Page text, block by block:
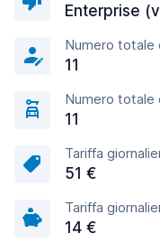
Enterprise
Numero totale
11
Numero totale
11
Tariffa
51 €
Tariffa
14 €